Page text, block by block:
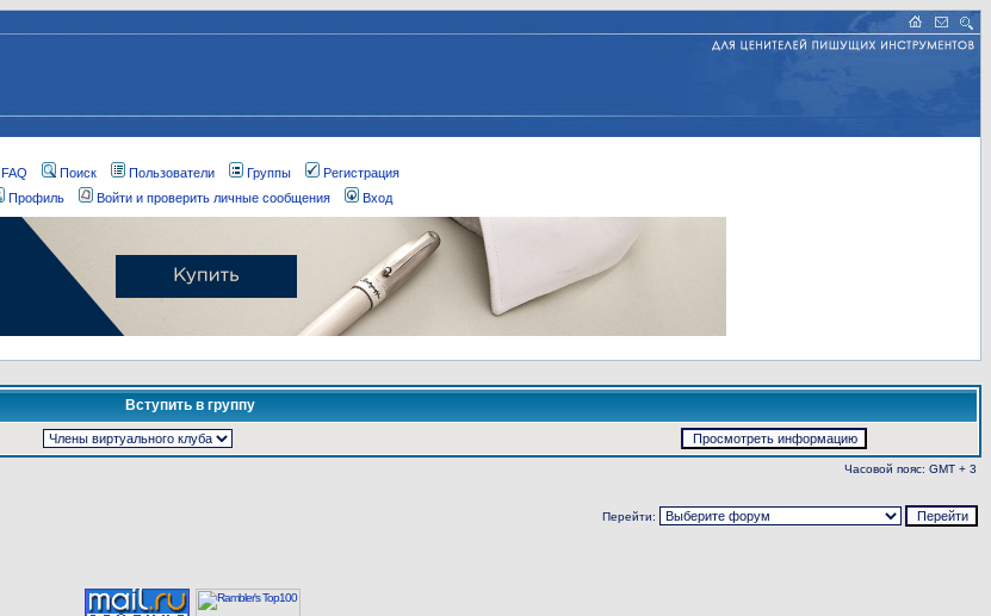
FAQ Поиск Пользователи Группы
Регистрация
Профиль
Войти и проверить личные сообщения Вход
Вступить в группу
Часовой пояс: GMT + 3
Перейти: